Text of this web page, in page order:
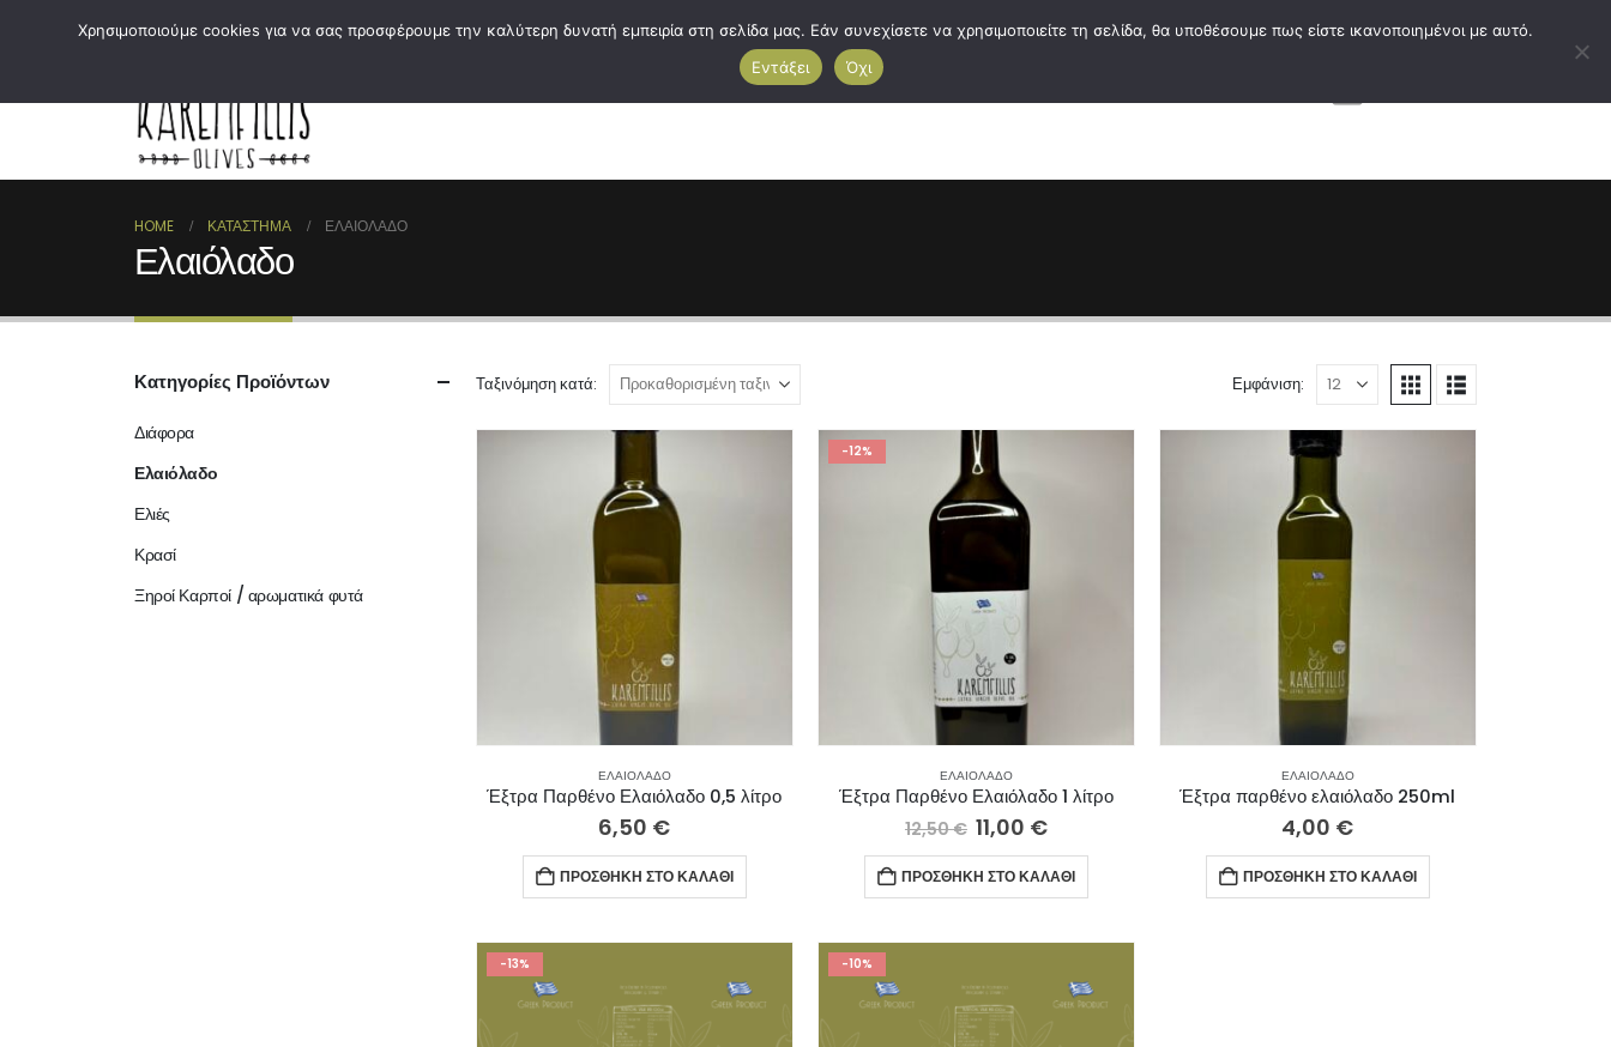
Σχετικά Με Εμάς
HOME ΚΑΤΆΣΤΗΜΑ ΕΛΑΙΌΛΑΔΟ
Ελαιόλαδο
Ταξινόμηση κατά: Εμφάνιση:
ΕΛΑΙΌΛΑΔΟ
Έξτρα Παρθένο Ελαιόλαδο 0,5 λίτρο
6,50 €
ΠΡΟΣΘΉΚΗ ΣΤΟ ΚΑΛΆΘΙ
-12%
ΕΛΑΙΌΛΑΔΟ
Έξτρα Παρθένο Ελαιόλαδο 1 λίτρο
12,50€ 11,00 €
ΠΡΟΣΘΉΚΗ ΣΤΟ ΚΑΛΆΘΙ
ΕΛΑΙΌΛΑΔΟ
Έξτρα παρθένο ελαιόλαδο 250ml
4,00 €
ΠΡΟΣΘΉΚΗ ΣΤΟ ΚΑΛΆΘΙ
-13% -10%
Κατηγορίες Προϊόντων
Διάφορα
Ελαιόλαδο
Ελιές
Κρασί
Ξηροί Καρποί / αρωματικά φυτά
Χρησιμοποιούμε cookies για να σας προσφέρουμε την καλύτερη δυνατή εμπειρία στη σελίδα μας. Εάν συνεχίσετε να χρησιμοποιείτε τη σελίδα, θα υποθέσουμε πως είστε ικανοποιημένοι με αυτό.
Εντάξει
Όχι